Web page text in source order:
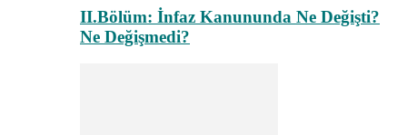
II.Bölüm: İnfaz Kanununda Ne Değişti?
Ne Değişmedi?